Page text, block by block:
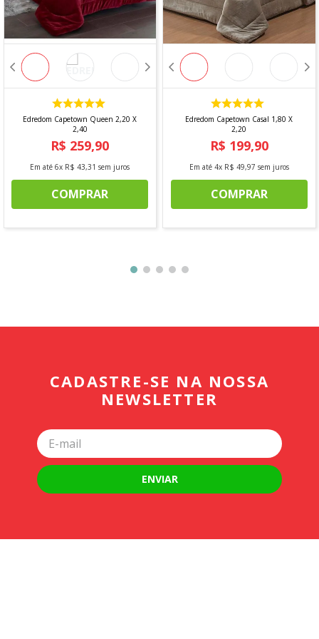
Edredom Capetown Queen 2,20 X
2,40
R$ 259,90
Em até6x R$ 43,31 sem juros
COMPRAR
Edredom Capetown Casal 1,80 X
2,20
R$ 199,90
Em até 4x R$ 49,97 sem juros
COMPRAR
CADASTRE-SE NA NOSSA
NEWSLETTER
ENVIAR